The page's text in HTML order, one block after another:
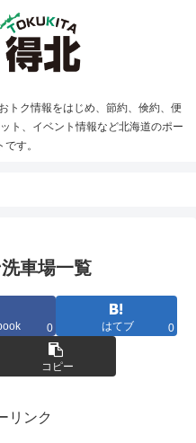
トク情報をはじめ、節約、倹約、便
ト、イベント情報など北海道のポー
す。
車場一覧
0 はてブ 0
コピー
リンク